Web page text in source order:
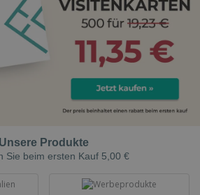
Unsere Produkte
Sie beim ersten Kauf 5,00 €